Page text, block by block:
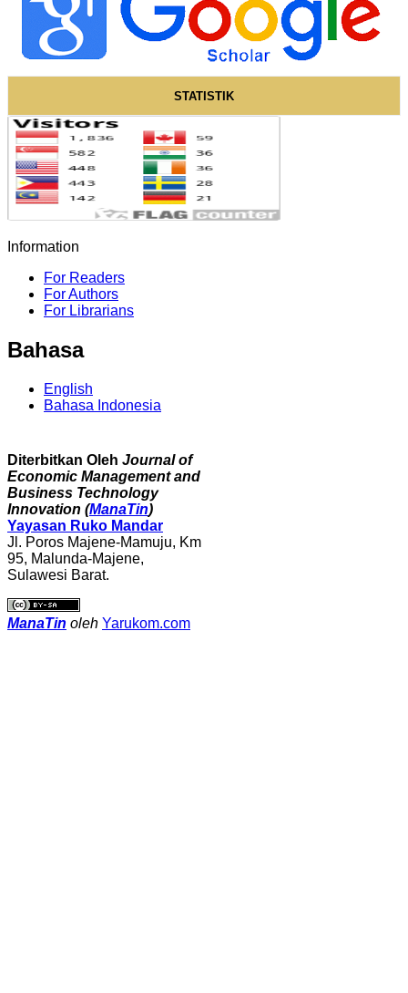
STATISTIK
Information
For Readers
For Authors
For Librarians
Bahasa
English
Bahasa Indonesia
Diterbitkan Oleh Journal of
Economic Management and
Business Technology
Innovation (ManaTin)
Yayasan Ruko Mandar
Jl. Poros Majene-Mamuju, Km
95, Malunda-Majene,
Sulawesi Barat.
ManaTin oleh Yarukom.com